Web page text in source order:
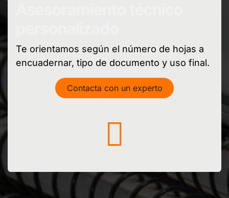
Te orientamos según el número de hojas a
encuadernar, tipo de documento y uso final.
Contacta con un experto